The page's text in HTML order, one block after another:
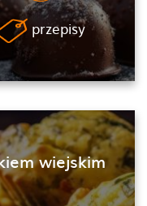
przepisy
wiejskim